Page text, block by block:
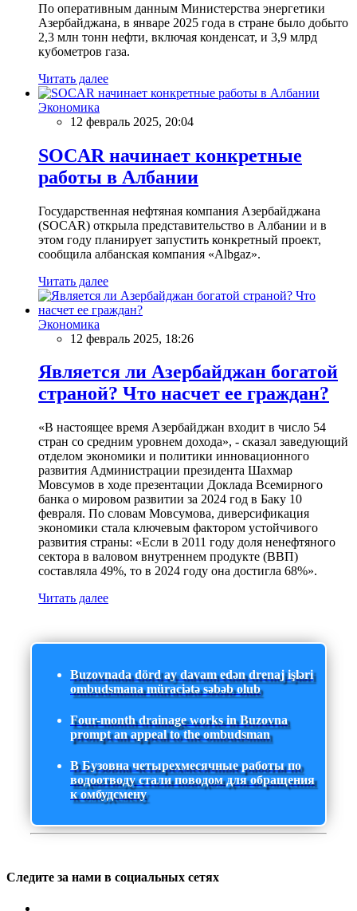
По оперативным данным Министерства энергетики
Азербайджана, в январе 2025 года в стране было добыто
2,3 млн тонн нефти, включая конденсат, и 3,9 млрд
кубометров газа.
Читать далее
Экономика
12 февраль 2025, 20:04
SOCAR начинает конкретные
работы в Албании
Государственная нефтяная компания Азербайджана
(SOCAR) открыла представительство в Албании и в
этом году планирует запустить конкретный проект,
сообщила албанская компания «Albgaz».
Читать далее
Экономика
12 февраль 2025, 18:26
Является ли Азербайджан богатой
страной? Что насчет ее граждан?
«В настоящее время Азербайджан входит в число 54
стран со средним уровнем дохода», - сказал заведующий
отделом экономики и политики инновационного
развития Администрации президента Шахмар
Мовсумов в ходе презентации Доклада Всемирного
банка о мировом развитии за 2024 год в Баку 10
февраля. По словам Мовсумова, диверсификация
экономики стала ключевым фактором устойчивого
развития страны: «Если в 2011 году доля ненефтяного
сектора в валовом внутреннем продукте (ВВП)
составляла 49%, то в 2024 году она достигла 68%».
Читать далее
Buzovnada dörd ay davam edən drenaj işləri
ombudsmana müraciətə səbəb olub
Four-month drainage works in Buzovna
prompt an appeal to the ombudsman
В Бузовна четырехмесячные работы по
водоотводу стали поводом для обращения
к омбудсмену
Следите за нами в социальных сетях